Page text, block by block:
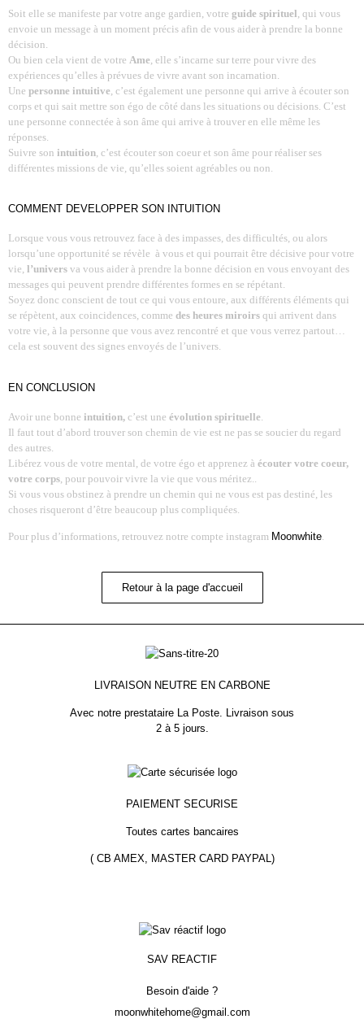
Soit elle se manifeste par votre ange gardien, votre guide spirituel , qui vous
envoie un message à un moment précis afin de vous aider à prendre la bonne
décision.
Ou bien cela vient de votre Ame , elle s’incarne sur terre pour vivre des
expériences qu’elles à prévues de vivre avant son incarnation.
Une personne intuitive , c’est également une personne qui arrive à écouter son
corps et qui sait mettre son égo de côté dans les situations ou décisions. C’est
une personne connectée à son âme qui arrive à trouver en elle même les
réponses.
Suivre son intuition , c’est écouter son coeur et son âme pour réaliser ses
différentes missions de vie, qu’elles soient agréables ou non.
COMMENT DEVELOPPER SON INTUITION
Lorsque vous vous retrouvez face à des impasses, des difficultés, ou alors
lorsqu’une opportunité se révèle à vous et qui pourrait être décisive pour votre
vie, l’univers va vous aider à prendre la bonne décision en vous envoyant des
messages qui peuvent prendre différentes formes en se répétant.
Soyez donc conscient de tout ce qui vous entoure, aux différents éléments qui
se répètent, aux coincidences, comme des heures miroirs qui arrivent dans
votre vie, à la personne que vous avez rencontré et que vous verrez partout…
cela est souvent des signes envoyés de l’univers.
EN CONCLUSION
Avoir une bonne intuition, c’est une évolution spirituelle
Il faut tout d’abord trouver son chemin de vie est ne pas se soucier du regard
des autres.
Libérez vous de votre mental, de votre égo et apprenez à écouter votre coeur,
votre corps , pour pouvoir vivre la vie que vous méritez..
Si vous vous obstinez à prendre un chemin qui ne vous est pas destiné, les
choses risqueront d’être beaucoup plus compliquées.
Pour plus d’informations, retrouvez notre compte instagram Moonwhite
Retour à la page d'accueil
LIVRAISON NEUTRE EN CARBONE
Avec notre prestataire La Poste.
Livraison sous
2 à 5 jours.
PAIEMENT SECURISE
Toutes cartes bancaires
( CB AMEX, MASTER CARD PAYPAL)
SAV REACTIF
Besoin d'aide ?
moonwhitehome@gmail.com